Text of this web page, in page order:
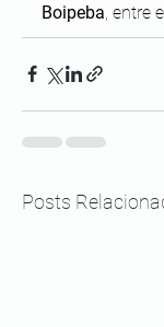
Boipeba, entre
Posts